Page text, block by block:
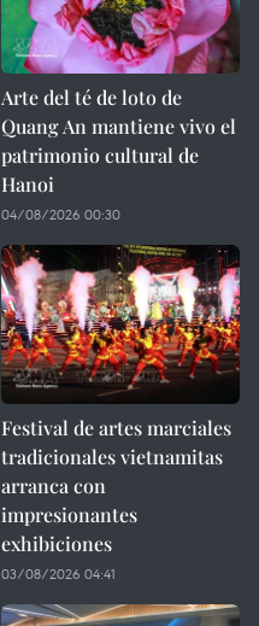
Arte del té de loto de
Quang An mantiene vivo el
patrimonio cultural de
Hanoi
04/08/2026 00:30
Festival de artes marciales
tradicionales vietnamitas
arranca con
impresionantes
exhibiciones
03/08/2026 04:41